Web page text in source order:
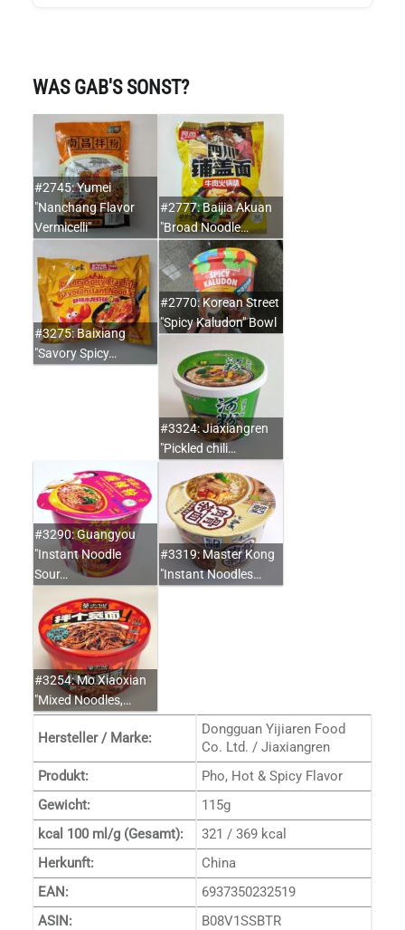
WAS GAB'S SONST?
#2745: Yumei
"Nanchang Flavor
Vermicelli"
#2777: Baijia Akuan
"Broad Noodle…
#3275: Baixiang
"Savory Spicy…
#2770: Korean Street
"Spicy Kaludon" Bowl
#3324: Jiaxiangren
"Pickled chili…
#3290: Guangyou
"Instant Noodle
Sour…
#3319: Master Kong
"Instant Noodles…
#3254: Mo Xiaoxian
"Mixed Noodles,…
Hersteller / Marke:
Dongguan Yijiaren Food
Co. Ltd. / Jiaxiangren
Produkt:
Pho, Hot & Spicy Flavor
Gewicht:
115g
kcal 100 ml/g (Gesamt):
321 / 369 kcal
Herkunft:
China
EAN:
6937350232519
ASIN:
B08V1SSBTR